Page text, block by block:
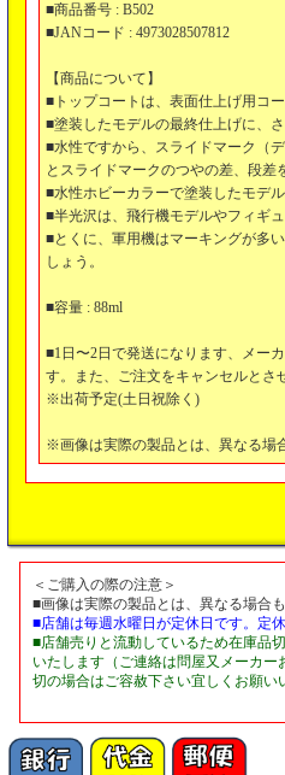
■商品番号 : B502
■JANコード : 4973028507812
【商品について】
■トップコートは、表面仕上げ用コー
■塗装したモデルの最終仕上げに、
■水性ですから、スライドマーク（
とスライドマークのつやの差、段差
■水性ホビーカラーで塗装したモデ
■半光沢は、飛行機モデルやフィギ
■とくに、軍用機はマーキングが多
しょう。
■容量 : 88ml
■1日〜2日で発送になります、メー
す。また、ご注文をキャンセルとさ
※出荷予定(土日祝除く)
※画像は実際の製品とは、異なる場
＜ご購入の際の注意＞
■画像は実際の製品とは、異なる場合
■店舗は毎週水曜日が定休日です。定
■店舗売りと流動しているため在庫品
いたします（ご連絡は問屋又メーカ
切の場合はご容赦下さい宜しくお願い